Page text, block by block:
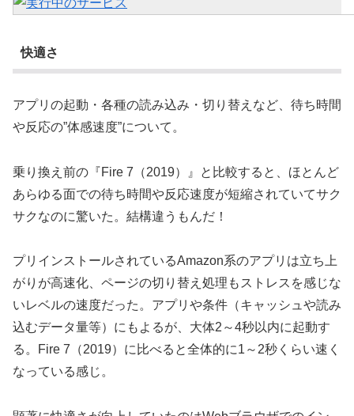
快適さ
アプリの起動・各種の読み込み・切り替えなど、待ち時間
や反応の”体感速度”について。
乗り換え前の『Fire 7（2019）』と比較すると、ほとんど
あらゆる面での待ち時間や反応速度が短縮されていてサク
サクなのに驚いた。結構違うもんだ！
プリインストールされているAmazon系のアプリは立ち上
がりが高速化、ページの切り替え処理もストレスを感じな
いレベルの速度だった。アプリや条件（キャッシュや読み
込むデータ量等）にもよるが、大体2～4秒以内に起動す
る。Fire 7（2019）に比べると全体的に1～2秒くらい速く
なっている感じ。